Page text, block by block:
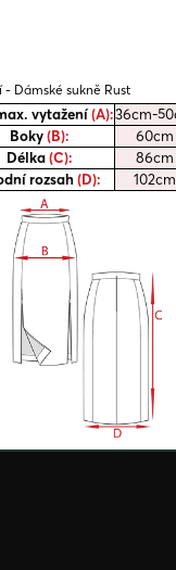
- Dámské sukně Rust
vytažení(A):36cm-
Boky(B):
60cm
Délka(C):
86cm
rozsah(D): 102cm